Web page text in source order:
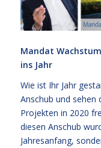
Mandat
ins Jahr
Wie ist Ihr Jahr
Anschub und sehen
Projekten in 2020
diesen Anschub
Jahresanfang,